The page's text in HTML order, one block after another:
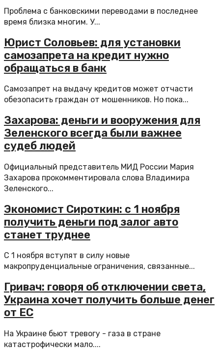
Проблема с банковскими переводами в последнее
время близка многим. У...
Юрист Соловьев: для установки
самозапрета на кредит нужно
обращаться в банк
Самозапрет на выдачу кредитов может отчасти
обезопасить граждан от мошенников. Но пока...
Захарова: деньги и вооружения для
Зеленского всегда были важнее
судеб людей
Официальный представитель МИД России Мария
Захарова прокомментировала слова Владимира
Зеленского...
Экономист Сироткин: с 1 ноября
получить деньги под залог авто
станет труднее
С 1 ноября вступят в силу новые
макропруденциальные ограничения, связанные...
Гривач: говоря об отключении света,
Украина хочет получить больше денег
от ЕС
На Украине бьют тревогу - газа в стране
катастрофически мало....